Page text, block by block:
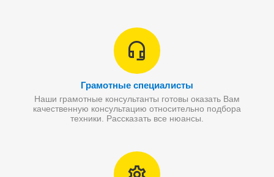
Грамотные специалисты
Наши грамотные консультанты готовы оказать Вам
качественную консультацию относительно подбора
техники. Рассказать все нюансы.